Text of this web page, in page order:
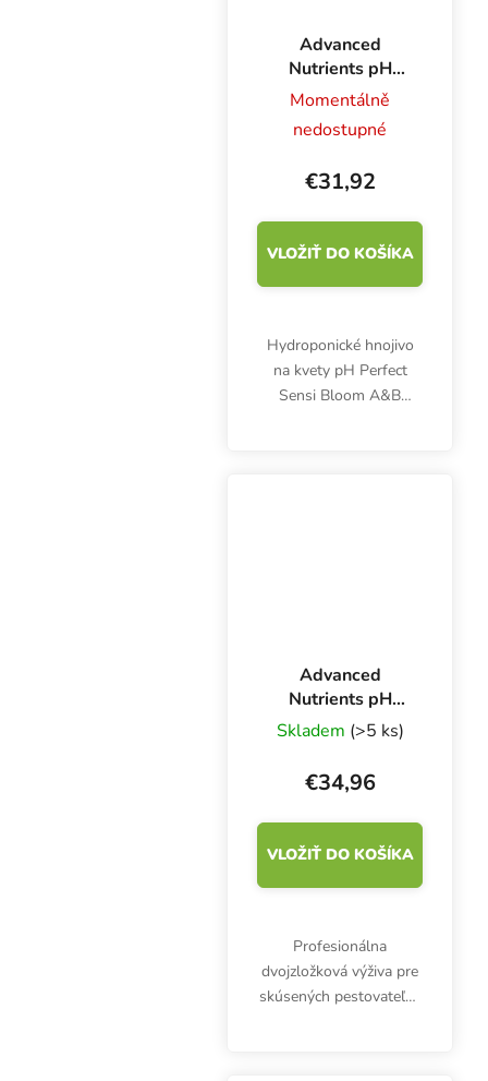
Advanced
Nutrients pH
Perfect Sensi
Bloom A+B 1 l,
základné hnojivo
Momentálně
nedostupné
€31,92
VLOŽIŤ DO KOŠÍKA
Hydroponické hnojivo
na kvety pH Perfect
Sensi Bloom A&B
Advanced
Nutrients pH
Perfect
Connoisseur
Bloom A+B 1 l,
základné hnojivo
na kvitnutie
Skladem (>5 ks)
€34,96
VLOŽIŤ DO KOŠÍKA
Profesionálna
dvojzložková výživa pre
skúsených pestovateľov